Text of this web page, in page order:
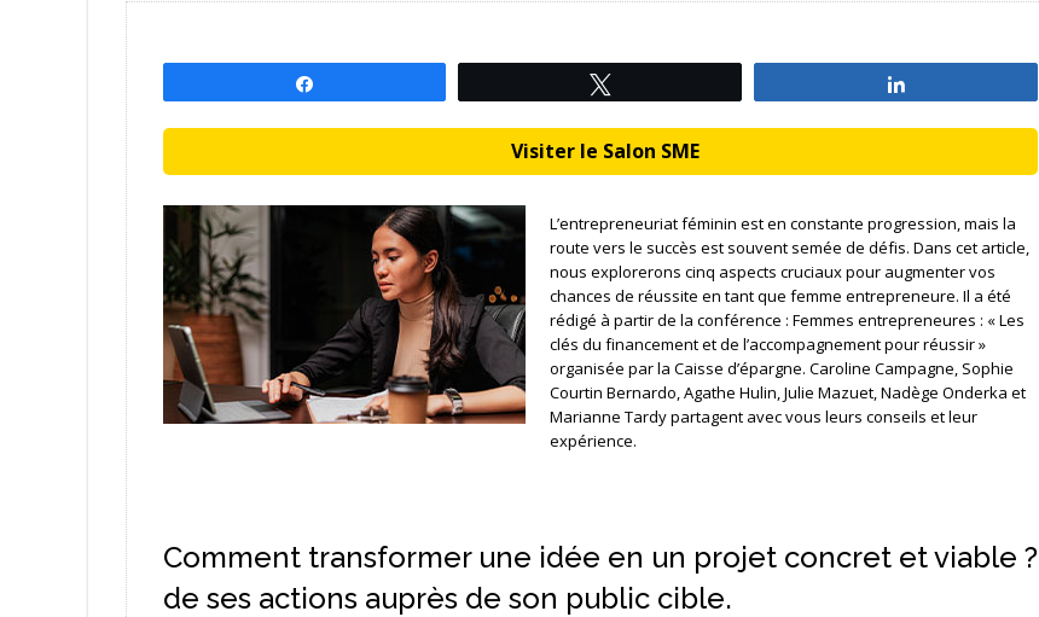
Visiter le Salon SME
L’entrepreneuriat féminin est en constante progression, mais la
route vers le succès est souvent semée de défis. Dans cet article,
nous explorerons cinq aspects cruciaux pour augmenter vos
chances de réussite en tant que femme entrepreneure. Il a été
rédigé à partir de la conférence : Femmes entrepreneures : « Les
clés du financement et de l’accompagnement pour réussir »
organisée par la Caisse d’épargne. Caroline Campagne, Sophie
Courtin Bernardo, Agathe Hulin, Julie Mazuet, Nadège Onderka et
Marianne Tardy partagent avec vous leurs conseils et leur
expérience.
Comment transformer une idée en un projet concret et viable ?
de ses actions auprès de son public cible.